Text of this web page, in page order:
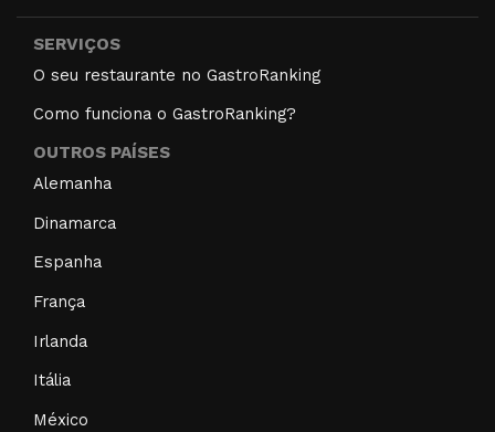
SERVIÇOS
O seu restaurante no GastroRanking
Como funciona o GastroRanking?
OUTROS PAÍSES
Alemanha
Dinamarca
Espanha
França
Irlanda
Itália
México